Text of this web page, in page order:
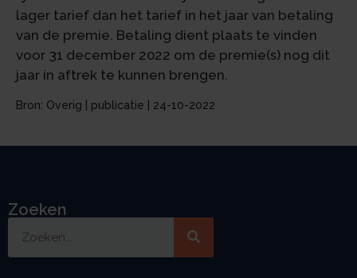
lager tarief dan het tarief in het jaar van betaling
van de premie. Betaling dient plaats te vinden
voor 31 december 2022 om de premie(s) nog dit
jaar in aftrek te kunnen brengen.
Bron: Overig | publicatie | 24-10-2022
Zoeken